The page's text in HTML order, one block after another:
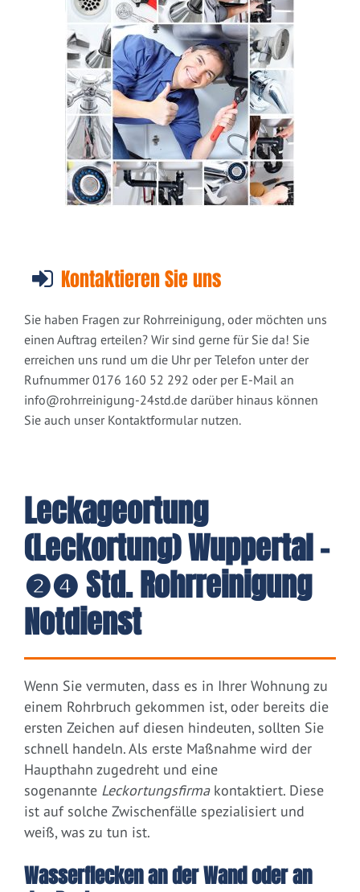
Kontaktieren Sie uns
Sie haben Fragen zur Rohrreinigung, oder möchten uns
einen Auftrag erteilen? Wir sind gerne für Sie da! Sie
erreichen uns rund um die Uhr per Telefon unter der
Rufnummer 0176 160 52 292 oder per E-Mail an
info@rohrreinigung-24std.de darüber hinaus können
Sie auch unser Kontaktformular nutzen.
Leckageortung
(Leckortung) Wuppertal –
❷❹ Std. Rohrreinigung
Notdienst
Wenn Sie vermuten, dass es in Ihrer Wohnung zu
einem Rohrbruch gekommen ist, oder bereits die
ersten Zeichen auf diesen hindeuten, sollten Sie
schnell handeln. Als erste Maßnahme wird der
Haupthahn zugedreht und eine
sogenannte Leckortungsfirmakontaktiert. Diese
ist auf solche Zwischenfälle spezialisiert und
weiß, was zu tun ist.
Wasserflecken an der Wand oder an